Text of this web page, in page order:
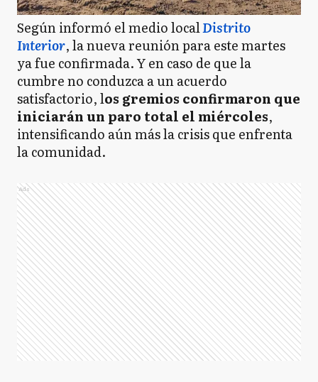
Según informó el medio localDistrito
Interior, la nueva reunión para este martes
ya fue confirmada. Y en caso de que la
cumbre no conduzca a un acuerdo
satisfactorio, los gremios confirmaron que
iniciarán un paro total el miércoles,
intensificando aún más la crisis que enfrenta
la comunidad.
Ads